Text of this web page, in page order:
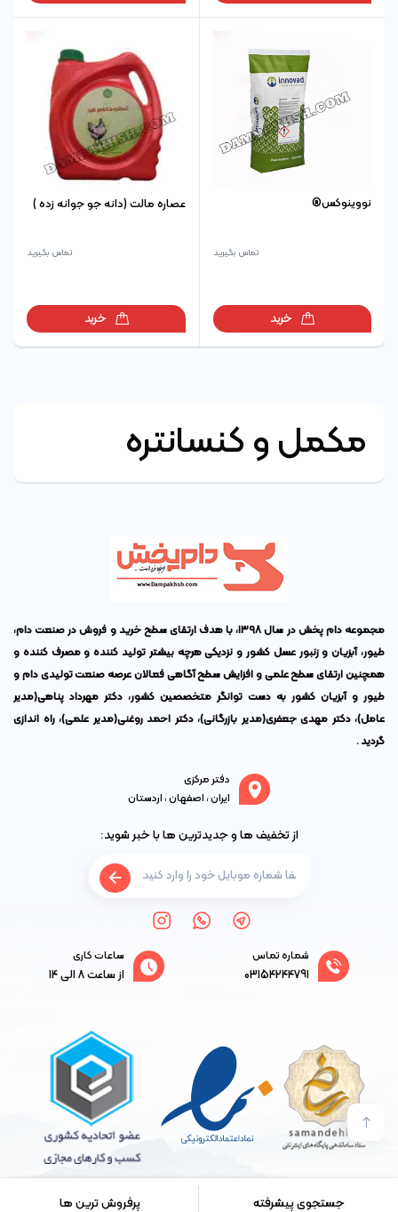
جستجوی پیشرفته پرفروش ترین ها
نووینوکس®
تماس بگیرید
خرید
عصاره مالت (دانه جو جوانه زده )
تماس بگیرید
خرید
مکمل و کنسانتره
مجموعه دام پخش در سال ۱۳۹۸، با هدف ارتقای سطح خرید و فروش در صنعت دام،
طیور، آبزیان و زنبور عسل کشور و نزدیکی هرچه بیشتر تولید کننده و مصرف کننده و
همچنین ارتقای سطح علمی و افزایش سطح آگاهی فعالان عرصه صنعت تولیدی دام و
طیور و آبزیان کشور به دست توانگر متخصصین کشور، دکتر مهرداد پناهی(مدیر
عامل)،دکتر مهدی جعفری(مدیر بازرگانی)،دکتر احمد روغنی(مدیر علمی)، راه اندازی
گردید .
شماره تماس
03154244791
ساعات کاری
از ساعت 8 الی 14
دفتر مرکزی
ایران ، اصفهان ، اردستان
از تخفیف ها و جدیدترین ها با خبر شوید:
کلیه حقوق این سایت محفوظ و متعلق به گروه دام پخش می باشد. طراحی سایت:گروه